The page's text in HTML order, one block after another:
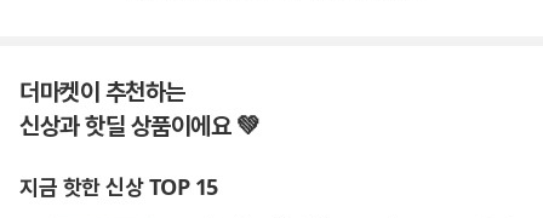
더마켓이 추천하는
신상과 핫딜 상품이에요 💚
지금 핫한 신상 TOP 15